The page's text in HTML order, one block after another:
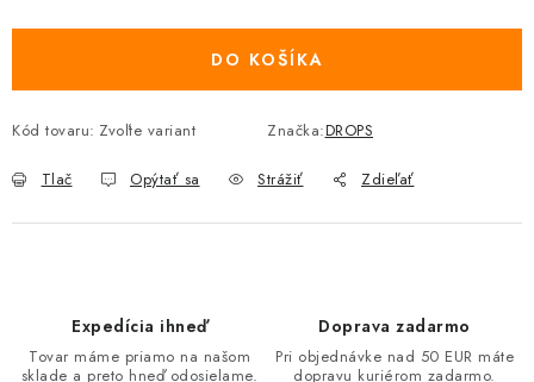
DO KOŠÍKA
Kód tovaru: Zvoľte variant Značka:DROPS
Tlač Opýtať sa Strážiť Zdieľať
Expedícia ihneď
Tovar máme priamo na našom
sklade a preto hneď odosielame.
Doprava zadarmo
Pri objednávke nad 50 EUR máte
dopravu kuriérom zadarmo.